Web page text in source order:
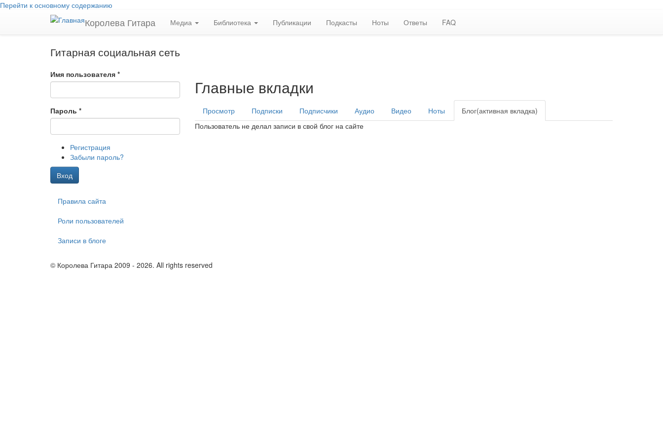
Перейти к основному содержанию
Королева Гитара Медиа Библиотека Публикации Подкасты Ноты Ответы FAQ
Гитарная социальная сеть
Имя пользователя *
Пароль *
Регистрация
Забыли пароль?
Вход
Главные вкладки
Просмотр Подписки Подписчики Аудио Видео Ноты Блог(активная вкладка)
Пользователь не делал записи в свой блог на сайте
Правила сайта
Роли пользователей
Записи в блоге
© Королева Гитара 2009 - 2026. All rights reserved